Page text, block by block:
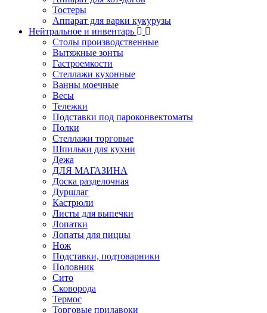
Тостеры
Аппарат для варки кукурузы
Нейтральное и инвентарь
Столы производственные
Вытяжные зонты
Гастроемкости
Стеллажи кухонные
Ванны моечные
Весы
Тележки
Подставки под пароконвектоматы
Полки
Стеллажи торговые
Шпильки для кухни
Дежа
ДЛЯ МАГАЗИНА
Доска разделочная
Дуршлаг
Кастрюли
Листы для выпечки
Лопатки
Лопаты для пиццы
Нож
Подставки, подтоварники
Половник
Сито
Сковорода
Термос
Торговые прилавоки